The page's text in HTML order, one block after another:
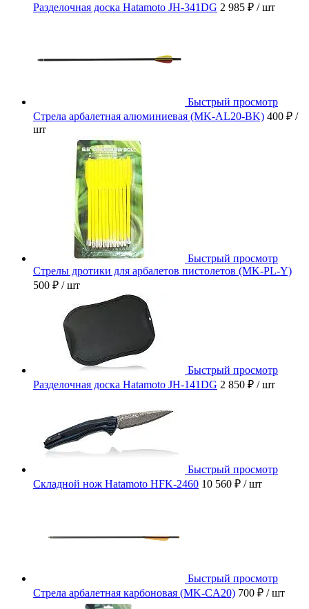
Разделочная доска Hatamoto JH-341DG 2 985 ₽ / шт
Быстрый просмотр
Стрела арбалетная алюминиевая (MK-AL20-BK) 400 ₽ /
шт
Быстрый просмотр
Стрелы дротики для арбалетов пистолетов (MK-PL-Y)
500 ₽ / шт
Быстрый просмотр
Разделочная доска Hatamoto JH-141DG 2 850 ₽ / шт
Быстрый просмотр
Складной нож Hatamoto HFK-2460 10 560 ₽ / шт
Быстрый просмотр
Стрела арбалетная карбоновая (MK-CA20) 700 ₽ / шт